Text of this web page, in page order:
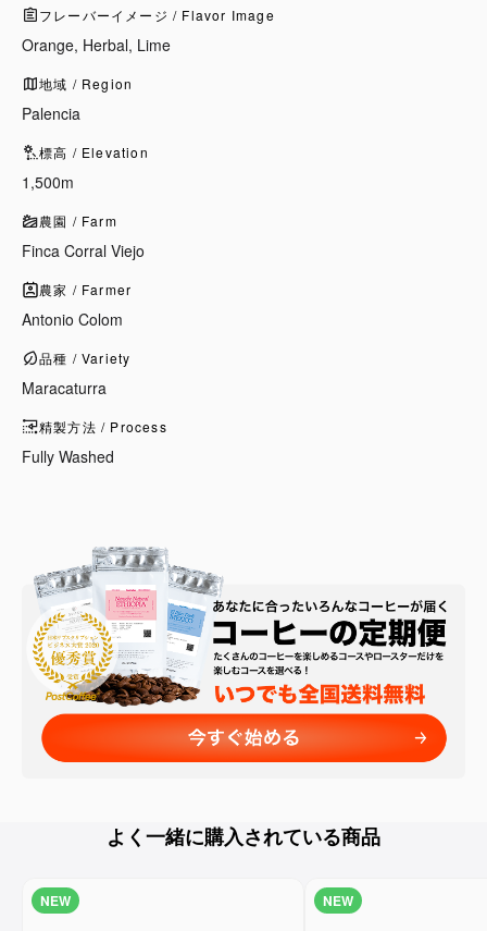
フレーバーイメージ / Flavor Image
Orange, Herbal, Lime
地域 / Region
Palencia
標高 / Elevation
1,500m
農園 / Farm
Finca Corral Viejo
農家 / Farmer
Antonio Colom
品種 / Variety
Maracaturra
精製方法 / Process
Fully Washed
よく一緒に購入されている商品
NEW NEW